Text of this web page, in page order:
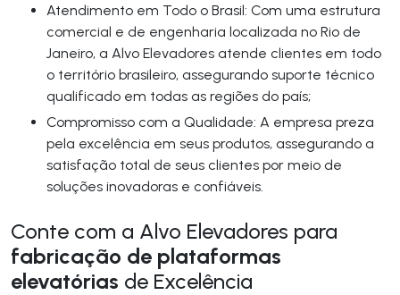
Atendimento em Todo o Brasil: Com uma estrutura
comercial e de engenharia localizada no Rio de
Janeiro, a Alvo Elevadores atende clientes em todo
o território brasileiro, assegurando suporte técnico
qualificado em todas as regiões do país;
Compromisso com a Qualidade: A empresa preza
pela excelência em seus produtos, assegurando a
satisfação total de seus clientes por meio de
soluções inovadoras e confiáveis.
Conte com a Alvo Elevadores para
fabricação de plataformas
elevatórias de Excelência